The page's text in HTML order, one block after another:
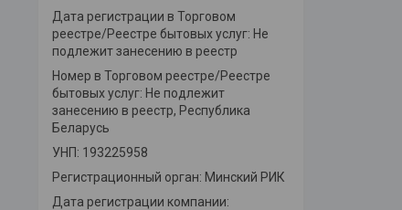
Дата регистрации в Торговом
реестре/Реестре бытовых услуг: Не
подлежит занесению в реестр
Номер в Торговом реестре/Реестре
бытовых услуг: Не подлежит
занесению в реестр, Республика
Беларусь
УНП: 193225958
Регистрационный орган: Минский РИК
Дата регистрации компании: